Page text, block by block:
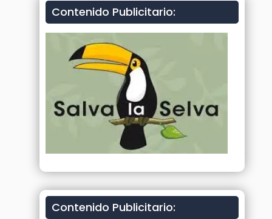
Contenido Publicitario:
Contenido Publicitario: